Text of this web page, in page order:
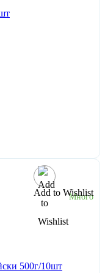
Add to Wishlist
Много
500г/10шт